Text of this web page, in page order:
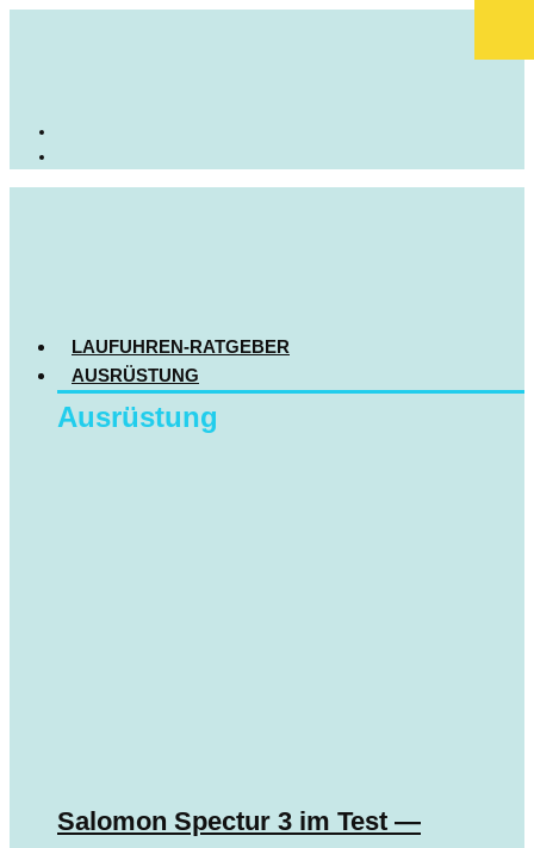
LAUFUHREN-RATGEBER
AUSRÜSTUNG
Ausrüstung
Salomon Spectur 3 im Test —